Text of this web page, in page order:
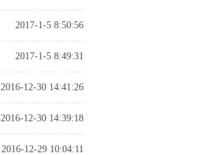
2017-1-5 8:50:56
2017-1-5 8:49:31
2016-12-30 14:41:26
2016-12-30 14:39:18
2016-12-29 10:04:11